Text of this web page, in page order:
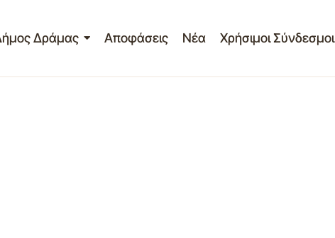
Δράμας Αποφάσεις Νέα Χρήσιμοι Σύνδεσμοι